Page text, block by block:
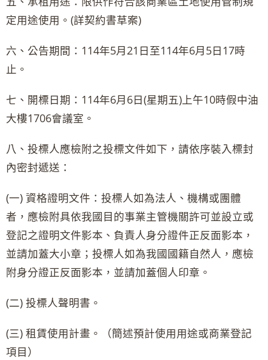
定用途使用。(詳契約書草案)
六、公告期間：114年5月21日至114年6月5日17時
止。
七、開標日期：114年6月6日(星期五)上午10時假中油
大樓1706會議室。
八、投標人應檢附之投標文件如下，請依序裝入標封
內密封遞送：
(一) 資格證明文件：投標人如為法人、機構或團體
者，應檢附具依我國目的事業主管機關許可並設立或
登記之證明文件影本、負責人身分證件正反面影本，
並請加蓋大小章；投標人如為我國國籍自然人，應檢
附身分證正反面影本，並請加蓋個人印章。
(二) 投標人聲明書。
(三) 租賃使用計畫。（簡述預計使用用途或商業登記
項目）